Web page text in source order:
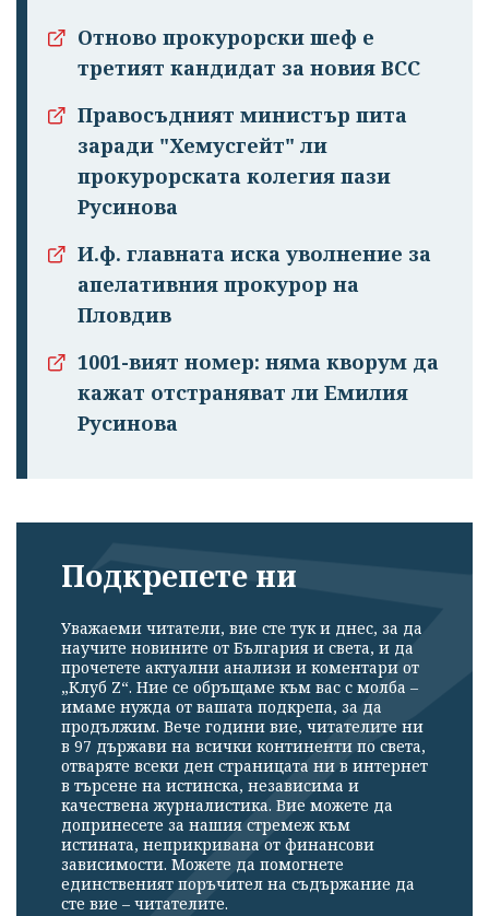
Отново прокурорски шеф е
третият кандидат за новия ВСС
Правосъдният министър пита
заради "Хемусгейт" ли
прокурорската колегия пази
Русинова
И.ф. главната иска уволнение за
апелативния прокурор на
Пловдив
1001-вият номер: няма кворум да
кажат отстраняват ли Емилия
Русинова
Подкрепете ни
Уважаеми читатели, вие сте тук и днес, за да
научите новините от България и света, и да
прочетете актуални анализи и коментари от
„Клуб Z“. Ние се обръщаме към вас с молба –
имаме нужда от вашата подкрепа, за да
продължим. Вече години вие, читателите ни
в 97 държави на всички континенти по света,
отваряте всеки ден страницата ни в интернет
в търсене на истинска, независима и
качествена журналистика. Вие можете да
допринесете за нашия стремеж към
истината, неприкривана от финансови
зависимости. Можете да помогнете
единственият поръчител на съдържание да
сте вие – читателите.